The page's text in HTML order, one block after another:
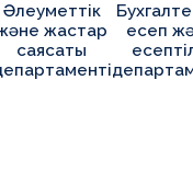
Әлеуметтік
жастар
саясаты
есеп